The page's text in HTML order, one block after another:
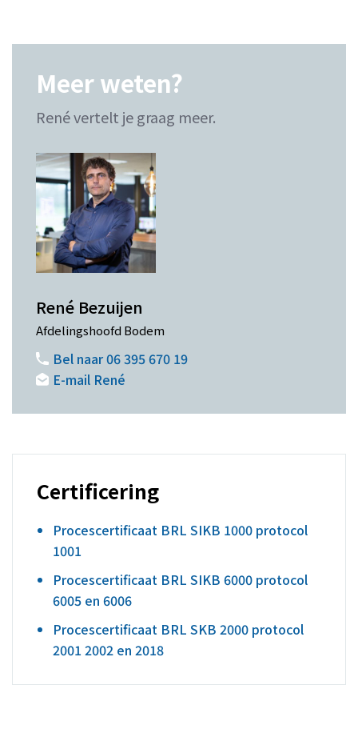
Meer weten?
René vertelt je graag meer.
René Bezuijen
Afdelingshoofd Bodem
Bel naar 06 395 670 19
E-mail René
Certificering
Procescertificaat BRL SIKB 1000 protocol
1001
Procescertificaat BRL SIKB 6000 protocol
6005 en 6006
Procescertificaat BRL SKB 2000 protocol
2001 2002 en 2018